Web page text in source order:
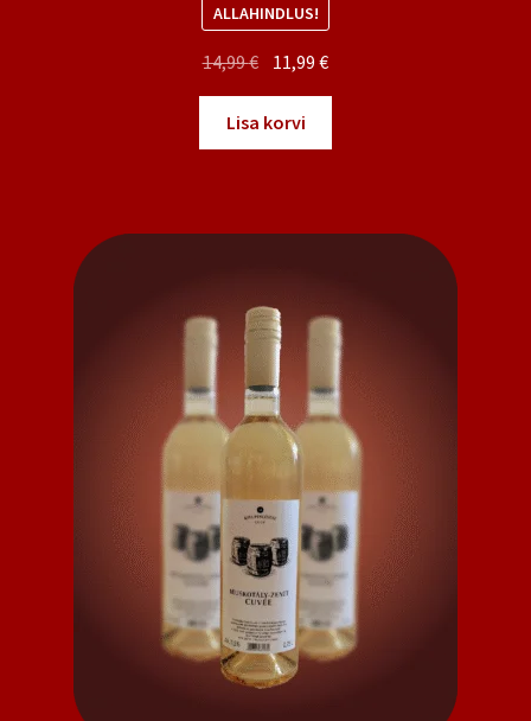
ALLAHINDLUS!
14,99€ Algne
oli:
14,99 €.
11,99€Praegune
11,99 €.
Lisa korvi